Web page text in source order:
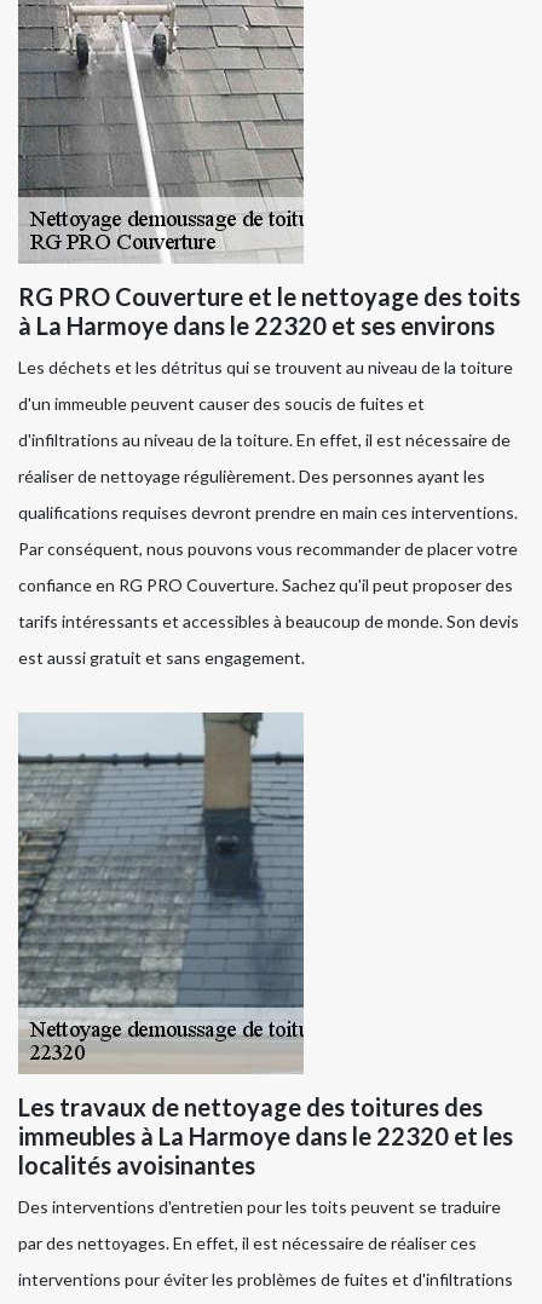
RG PRO Couverture et le nettoyage des toits
à La Harmoye dans le 22320 et ses environs
Les déchets et les détritus qui se trouvent au niveau de la toiture
d'un immeuble peuvent causer des soucis de fuites et
d'infiltrations au niveau de la toiture. En effet, il est nécessaire de
réaliser de nettoyage régulièrement. Des personnes ayant les
qualifications requises devront prendre en main ces interventions.
Par conséquent, nous pouvons vous recommander de placer votre
confiance en RG PRO Couverture. Sachez qu'il peut proposer des
tarifs intéressants et accessibles à beaucoup de monde. Son devis
est aussi gratuit et sans engagement.
Les travaux de nettoyage des toitures des
immeubles à La Harmoye dans le 22320 et les
localités avoisinantes
Des interventions d'entretien pour les toits peuvent se traduire
par des nettoyages. En effet, il est nécessaire de réaliser ces
interventions pour éviter les problèmes de fuites et d'infiltrations